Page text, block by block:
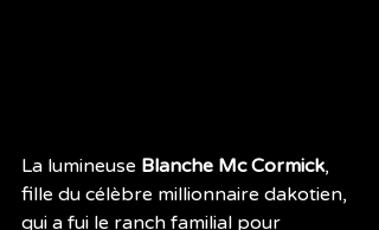
La lumineuse Blanche Mc Cormick,
fille du célèbre millionnaire dakotien,
qui a fui le ranch familial pour